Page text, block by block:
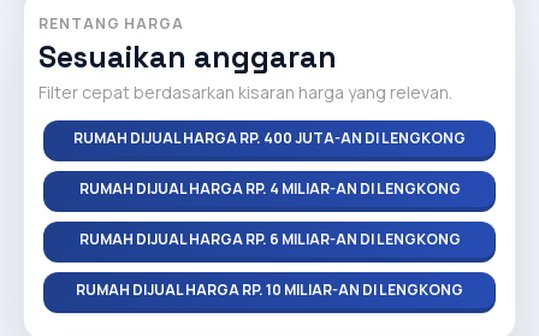
RENTANG HARGA
Sesuaikan anggaran
Filter cepat berdasarkan kisaran harga yang relevan.
RUMAH DIJUAL HARGA RP. 400 JUTA-AN DI LENGKONG
RUMAH DIJUAL HARGA RP. 4 MILIAR-AN DI LENGKONG
RUMAH DIJUAL HARGA RP. 6 MILIAR-AN DI LENGKONG
RUMAH DIJUAL HARGA RP. 10 MILIAR-AN DI LENGKONG